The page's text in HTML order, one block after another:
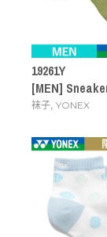
19261Y
[MEN]
袜子, YONEX